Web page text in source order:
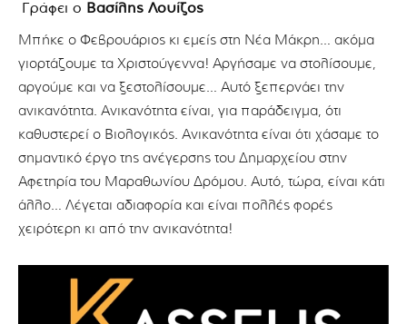
Γράφει ο Βασίλης Λουίζος
Μπήκε ο Φεβρουάριος κι εμείς στη Νέα Μάκρη… ακόμα
γιορτάζουμε τα Χριστούγεννα! Αργήσαμε να στολίσουμε,
αργούμε και να ξεστολίσουμε… Αυτό ξεπερνάει την
ανικανότητα. Ανικανότητα είναι, για παράδειγμα, ότι
καθυστερεί ο Βιολογικός. Ανικανότητα είναι ότι χάσαμε το
σημαντικό έργο της ανέγερσης του Δημαρχείου στην
Αφετηρία του Μαραθωνίου Δρόμου. Αυτό, τώρα, είναι κάτι
άλλο… Λέγεται αδιαφορία και είναι πολλές φορές
χειρότερη κι από την ανικανότητα!